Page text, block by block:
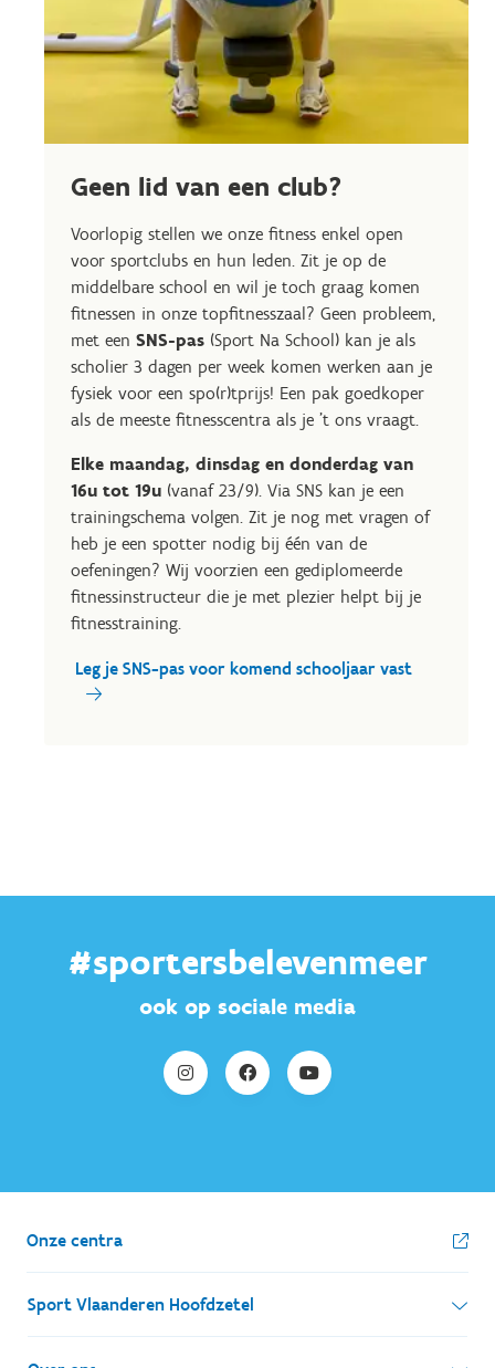
Geen lid van een club?
Voorlopig stellen we onze fitness enkel open
voor sportclubs en hun leden. Zit je op de
middelbare school en wil je toch graag komen
fitnessen in onze topfitnesszaal? Geen probleem,
met een SNS-pas (Sport Na School) kan je als
scholier 3 dagen per week komen werken aan je
fysiek voor een spo(r)tprijs! Een pak goedkoper
als de meeste fitnesscentra als je 't ons vraagt.
Elke maandag, dinsdag en donderdag van
16u tot 19u (vanaf 23/9). Via SNS kan je een
trainingschema volgen. Zit je nog met vragen of
heb je een spotter nodig bij één van de
oefeningen? Wij voorzien een gediplomeerde
fitnessinstructeur die je met plezier helpt bij je
fitnesstraining.
Leg je SNS-pas voor komend schooljaar vast
#sportersbelevenmeer
ook op sociale media
Onze centra
Sport Vlaanderen Hoofdzetel
Simon Bolivarlaan 17